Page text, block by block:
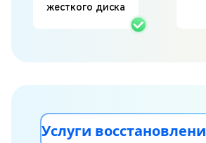
жесткого диска
Услуги